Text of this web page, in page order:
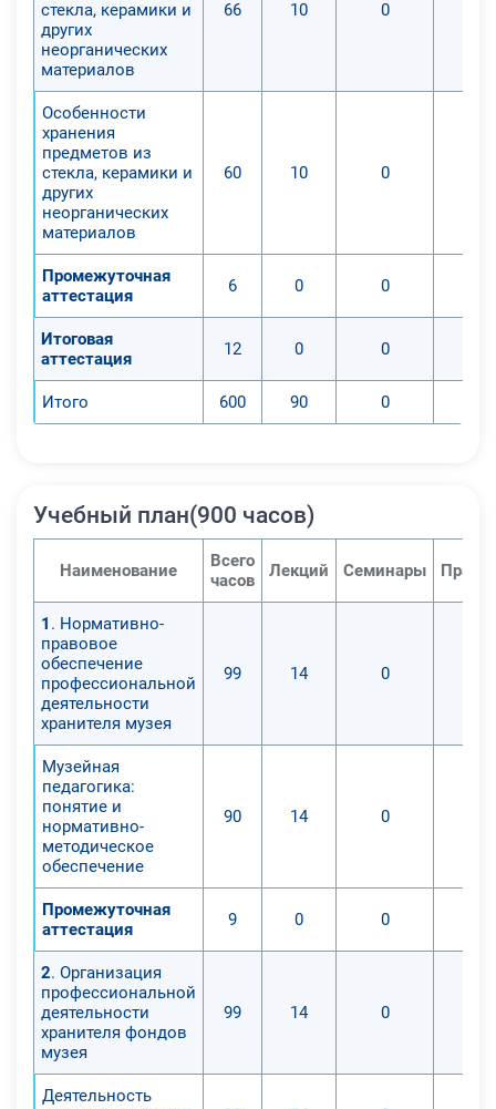
стекла, керамики и
других
неорганических
материалов
66 10 0
Особенности
хранения
предметов из
стекла, керамики и
других
неорганических
материалов
60 10 0
Промежуточная
аттестация
6 0 0
Итоговая
аттестация
12 0 0
Итого 600 90 0
Учебный план(900 часов)
Наименование
Всего
часов
Лекций Семинары
1 . Нормативно-
правовое
обеспечение
профессиональной
деятельности
хранителя музея
99 14 0
Музейная
педагогика:
понятие и
нормативно-
методическое
обеспечение
90 14 0
Промежуточная
аттестация
9 0 0
2. Организация
профессиональной
деятельности
хранителя фондов
музея
99 14 0
Деятельность